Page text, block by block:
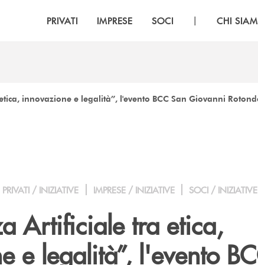
PRIVATI IMPRESE SOCI | CHI
innovazione e legalità”, l'evento BCC San Giovanni
PRIVATI / INIZIATIVE IMPRESE / INIZIATIVE SOCI / INIZIATIVE
Artificiale tra etica,
e legalità”, l'evento